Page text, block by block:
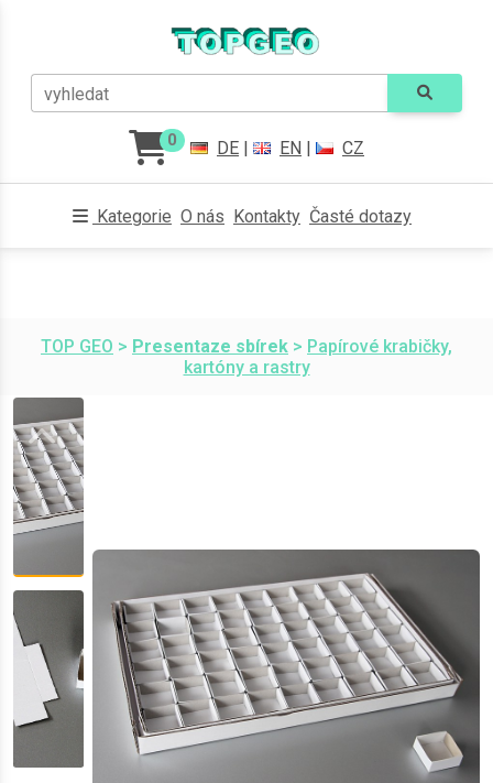
vyhledat
0 DE | EN | CZ
Kategorie O nás Kontakty Časté dotazy
TOP GEO > Presentaze sbírek > Papírové krabičky,
kartóny a rastry